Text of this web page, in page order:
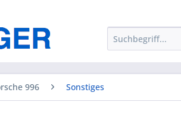
996 Sonstiges